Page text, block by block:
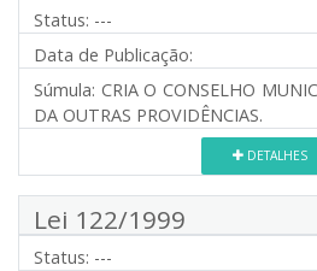
Status: ---
Data de Publicação:
Súmula: CRIA O CONSELHO
DA OUTRAS PROVIDÊNCIAS.
DETALHES
Lei 122/1999
Status: ---